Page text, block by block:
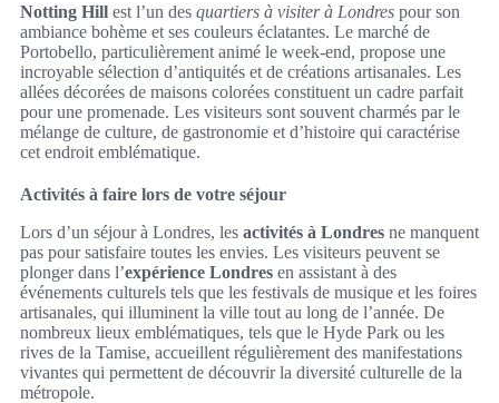
Notting Hill est l’un des quartiers à visiter à Londres pour son
ambiance bohème et ses couleurs éclatantes. Le marché de
Portobello, particulièrement animé le week-end, propose une
incroyable sélection d’antiquités et de créations artisanales. Les
allées décorées de maisons colorées constituent un cadre parfait
pour une promenade. Les visiteurs sont souvent charmés par le
mélange de culture, de gastronomie et d’histoire qui caractérise
cet endroit emblématique.
Activités à faire lors de votre séjour
Lors d’un séjour à Londres, les activités à Londres ne manquent
pas pour satisfaire toutes les envies. Les visiteurs peuvent se
plonger dans l’expérience Londres en assistant à des
événements culturels tels que les festivals de musique et les foires
artisanales, qui illuminent la ville tout au long de l’année. De
nombreux lieux emblématiques, tels que le Hyde Park ou les
rives de la Tamise, accueillent régulièrement des manifestations
vivantes qui permettent de découvrir la diversité culturelle de la
métropole.